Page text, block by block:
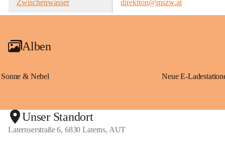
Zwischenwasser
direktion@mszw.at
Alben
Sonne & Nebel
Unser Standort
Laternserstraße 6, 6830 Laterns, AUT